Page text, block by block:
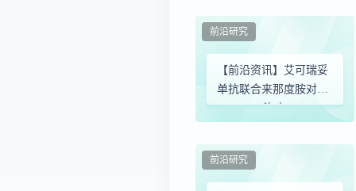
【前沿资讯】艾可瑞妥
单抗联合来那度胺对比
R-GemOx治疗R/R
前沿研究
前沿研究